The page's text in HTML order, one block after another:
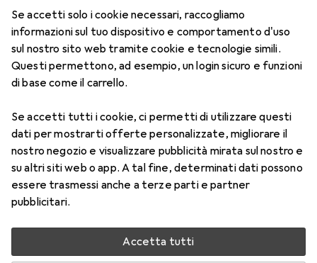
Se accetti solo i cookie necessari, raccogliamo
informazioni sul tuo dispositivo e comportamento d'uso
sul nostro sito web tramite cookie e tecnologie simili.
Questi permettono, ad esempio, un login sicuro e funzioni
di base come il carrello.
Se accetti tutti i cookie, ci permetti di utilizzare questi
dati per mostrarti offerte personalizzate, migliorare il
nostro negozio e visualizzare pubblicità mirata sul nostro e
su altri siti web o app. A tal fine, determinati dati possono
essere trasmessi anche a terze parti e partner
pubblicitari.
Accetta tutti
1 Immagine
Air Optix HydraGlyde per
-2, Obiettivo mensile, 6 pz., Torico
Prezzo in EUR IVA incl.
EUR
47,95 EUR
7,99/1pz.
Consegna tra lun, 17/8 e mer, 19/8